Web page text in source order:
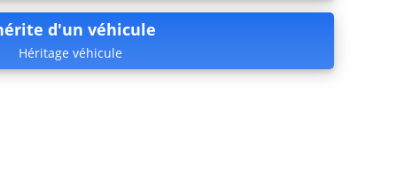
d'un véhicule
Héritage véhicule